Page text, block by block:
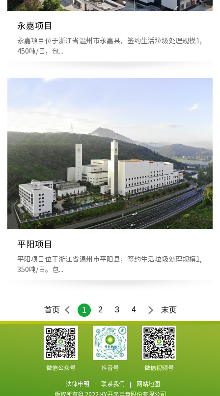
永嘉项目
永嘉项目位于浙江省温州市永嘉县，签约生活垃圾处理规模1,
450吨/日，包...
平阳项目
平阳项目位于浙江省温州市平阳县，签约生活垃圾处理规模1,
350吨/日。包...
首页 1 2 3 4 末页
微信公众号 抖音号 微信视频号
法律申明 联系我们
网站地图
版权所有© 2022 KY开元电竞股份有限公司